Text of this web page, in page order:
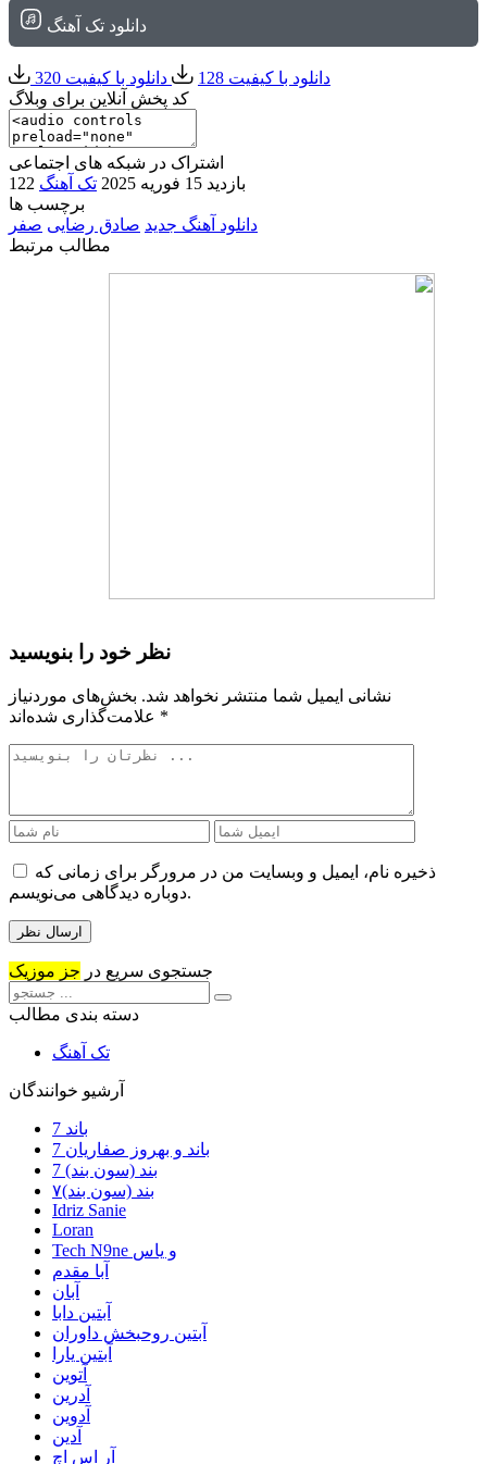
دانلود تک آهنگ
دانلود با کیفیت 128
دانلود با کیفیت 320
کد پخش آنلاین برای وبلاگ
اشتراک در شبکه های اجتماعی
122 بازدید 15 فوریه 2025
تک آهنگ
برچسب ها
دانلود آهنگ جدید صادق رضایی صفر
مطالب مرتبط
نظر خود را بنویسید
نشانی ایمیل شما منتشر نخواهد شد. بخش‌های موردنیاز
*
ذخیره نام، ایمیل و وبسایت من در مرورگر برای زمانی که
دوباره دیدگاهی می‌نویسم.
جستجوی سریع در جز موزیک
دسته بندی مطالب
تک آهنگ
آرشیو خوانندگان
7 باند
7 باند و بهروز صفاریان
7 بند (سون بند)
۷بند (سون بند)
Idriz Sanie
Loran
Tech N9ne و یاس
آبا مقدم
آبان
آبتین دابا
آبتین روحبخش داوران
آبتین یارا
آتوین
آدرین
آدوین
آدین
آر اس اچ